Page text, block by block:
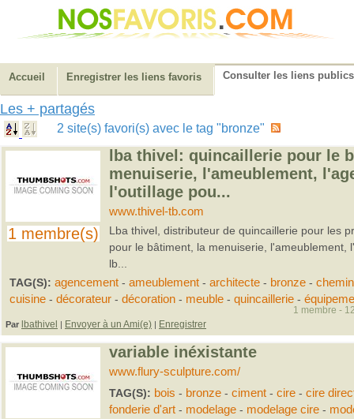
Accueil Enregistrer les liens favoris Consulter les liens publics
Les + partagés
2 site(s) favori(s) avec le tag "bronze"
1 membre(s)
lba thivel: quincaillerie pour le
menuiserie, l'ameublement,
l'outillage pou...
www.thivel-tb.com
Lba thivel, distributeur de quincaillerie pour les
pour le bâtiment, la menuiserie, l'ameublement,
lb...
TAG(S): agencement - ameublement - architecte - bronze -
cuisine - décorateur - décoration - meuble - quincaillerie -
Par lbathivel | Envoyer à un Ami(e) | Enregistrer
1 membre -
variable inéxistante
www.flury-sculpture.com/
TAG(S): bois - bronze- ciment- cire- cire
fonderie d'art- modelage- modelage cire-